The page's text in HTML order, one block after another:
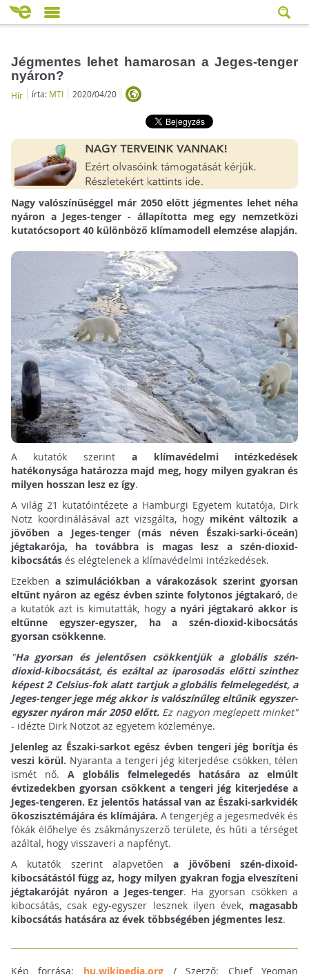
Jégmentes lehet hamarosan a Jeges-tenger
nyáron?
Hír írta: MTI 2020/04/20
Nagy valószínűséggel már 2050 előtt jégmentes lehet néha
nyáron a Jeges-tenger - állapította meg egy nemzetközi
kutatócsoport 40 különböző klímamodell elemzése alapján.
A kutatók szerint a klímavédelmi intézkedések
hatékonysága határozza majd meg, hogy milyen gyakran és
milyen hosszan lesz ez így.
A világ 21 kutatóintézete a Hamburgi Egyetem kutatója, Dirk
Notz koordinálásával azt vizsgálta, hogy miként változik a
jövőben a Jeges-tenger (más néven Északi-sarki-óceán)
jégtakarója, ha továbbra is magas lesz a szén-dioxid-
kibocsátásés elégtelenek a klímavédelmi intézkedések.
Ezekben a szimulációkban a várakozások szerint gyorsan
eltűnt nyáron az egész évben szinte folytonos jégtakaró, de
a kutatók azt is kimutatták, hogy a nyári jégtakaró akkor is
eltűnne egyszer-egyszer, ha a szén-dioxid-kibocsátás
gyorsan csökkenne.
"Ha gyorsan és jelentősen csökkentjük a globális szén-
dioxid-kibocsátást, és ezáltal az iparosodás előtti szinthez
képest 2 Celsius-fok alatt tartjuk a globális felmelegedést, a
Jeges-tenger jege még akkor is valószínűleg eltűnik egyszer-
egyszer nyáron már 2050 előtt. Ez nagyon meglepett minket"
- idézte Dirk Notzot az egyetem közleménye.
Jelenleg az Északi-sarkot egész évben tengeri jég borítja és
veszi körül. Nyaranta a tengeri jég kiterjedése csökken, télen
ismét nő. A globális felmelegedés hatására az elmúlt
évtizedekben gyorsan csökkent a tengeri jég kiterjedése a
Jeges-tengeren. Ez jelentős hatással van az Északi-sarkvidék
ökoszisztémájára és klímájára. A tengerjég a jegesmedvék és
fókák élőhelye és zsákmányszerző területe, és hűti a térséget
azáltal, hogy visszaveri a napfényt.
A kutatók szerint alapvetőena jövőbeni szén-dixoid-
kibocsátástól függ az, hogy milyen gyakran fogja elveszíteni
jégtakaróját nyáron a Jeges-tenger. Ha gyorsan csökken a
kibocsátás, csak egy-egyszer lesznek ilyen évek, magasabb
kibocsátás hatására az évek többségében jégmentes lesz.
Kép forrása: hu.wikipedia.org/ Szerző: Chief Yeoman